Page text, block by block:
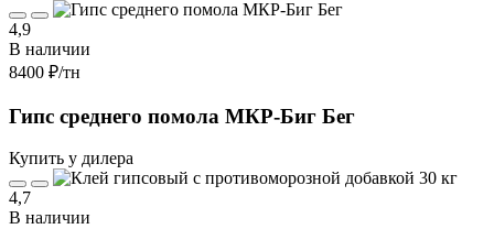
4,9
В наличии
8400 ₽/тн
Гипс среднего помола МКР-Биг Бег
Купить у дилера
4,7
В наличии